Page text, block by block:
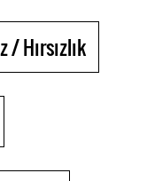
/ Hırsızlık